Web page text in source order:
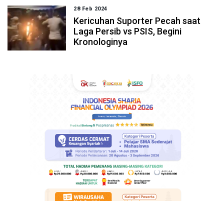
28 Feb 2024
Kericuhan Suporter Pecah saat
Laga Persib vs PSIS, Begini
Kronologinya